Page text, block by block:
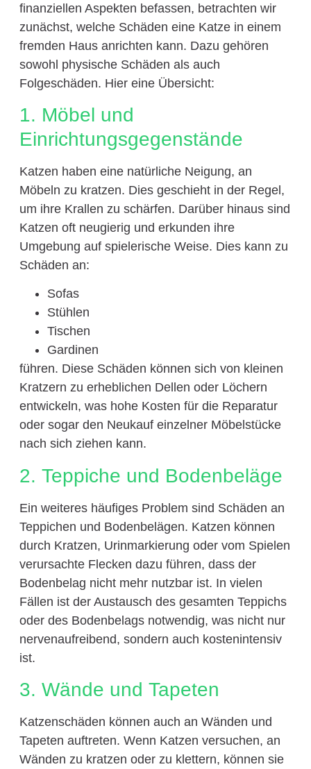
finanziellen Aspekten befassen, betrachten wir
zunächst, welche Schäden eine Katze in einem
fremden Haus anrichten kann. Dazu gehören
sowohl physische Schäden als auch
Folgeschäden. Hier eine Übersicht:
1. Möbel und
Einrichtungsgegenstände
Katzen haben eine natürliche Neigung, an
Möbeln zu kratzen. Dies geschieht in der Regel,
um ihre Krallen zu schärfen. Darüber hinaus sind
Katzen oft neugierig und erkunden ihre
Umgebung auf spielerische Weise. Dies kann zu
Schäden an:
Sofas
Stühlen
Tischen
Gardinen
führen. Diese Schäden können sich von kleinen
Kratzern zu erheblichen Dellen oder Löchern
entwickeln, was hohe Kosten für die Reparatur
oder sogar den Neukauf einzelner Möbelstücke
nach sich ziehen kann.
2. Teppiche und Bodenbeläge
Ein weiteres häufiges Problem sind Schäden an
Teppichen und Bodenbelägen. Katzen können
durch Kratzen, Urinmarkierung oder vom Spielen
verursachte Flecken dazu führen, dass der
Bodenbelag nicht mehr nutzbar ist. In vielen
Fällen ist der Austausch des gesamten Teppichs
oder des Bodenbelags notwendig, was nicht nur
nervenaufreibend, sondern auch kostenintensiv
ist.
3. Wände und Tapeten
Katzenschäden können auch an Wänden und
Tapeten auftreten. Wenn Katzen versuchen, an
Wänden zu kratzen oder zu klettern, können sie